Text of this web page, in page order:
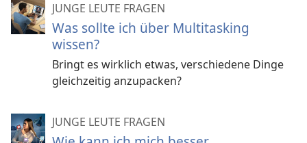
JUNGE LEUTE FRAGEN
Was sollte ich über Multitasking
wissen?
Bringt es wirklich etwas, verschiedene Dinge
gleichzeitig anzupacken?
JUNGE LEUTE FRAGEN